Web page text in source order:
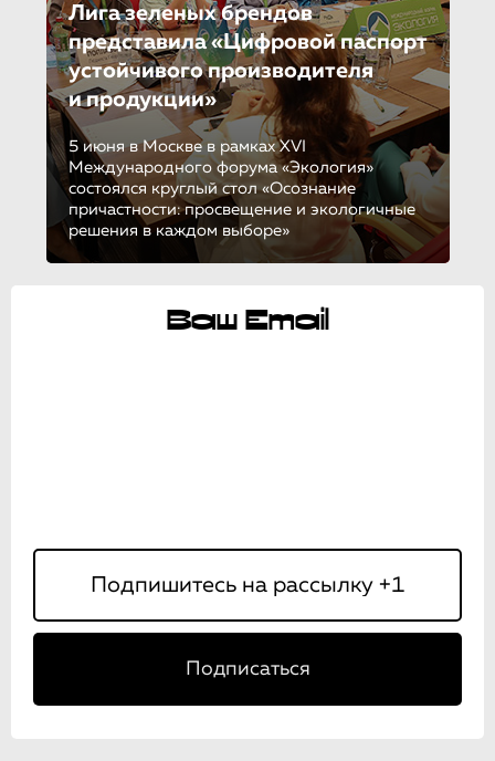
Лига зеленых брендов
представила «Цифровой паспорт
устойчивого производителя
и продукции»
5 июня в Москве в рамках XVI
Международного форума «Экология»
состоялся круглый стол «Осознание
причастности: просвещение и экологичные
решения в каждом выборе»
Ваш Email
Подписаться